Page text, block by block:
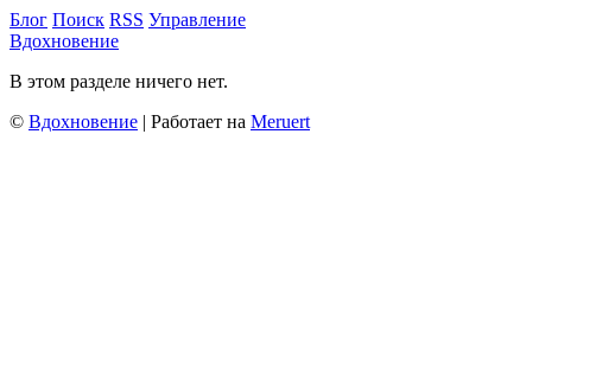
Блог Поиск RSS Управление
Вдохновение
В этом разделе ничего нет.
© Вдохновение | Работает на Meruert